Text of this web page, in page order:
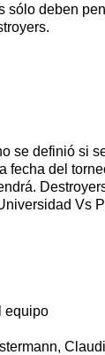
sólo deben
se definió si
fecha del
Vs
equipo